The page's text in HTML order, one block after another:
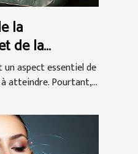
la
de la
le bien-
aspect essentiel de
atteindre. Pourtant,...